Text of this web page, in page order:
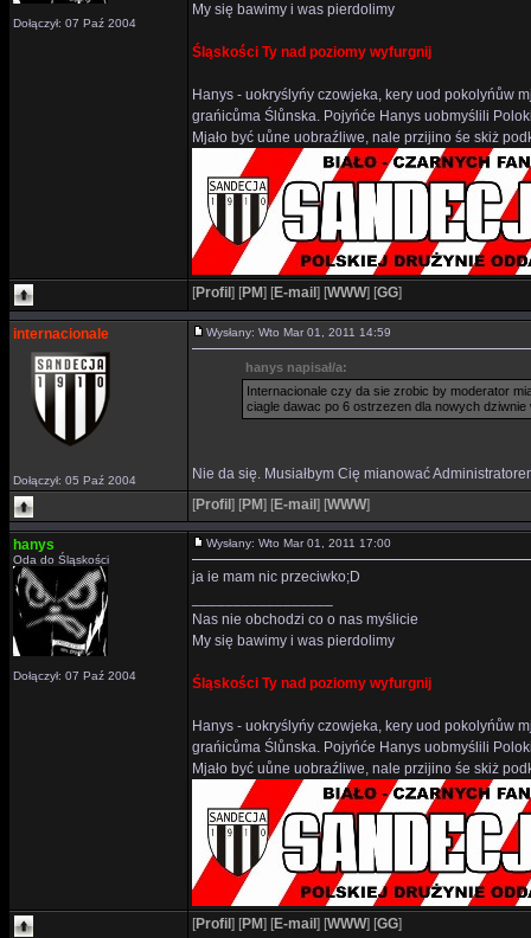
Dołączył: 07 Paź 2004
My się bawimy i was pierdolimy
Śląskości Ty nad poziomy wyfurgnij
Hanys - uokryślyńy czowjeka, kery uod pokolyńůw
grańicůma Ślůnska. Pojyńće Hanys uobmyślili
Mjało być uůne uobraźliwe, nale przijino śe skiż
[Profil ] [PM] [E-mail ] [WWW] [GG]
internacionale
Dołączył: 05 Paź 2004
Wysłany: Wto Mar 01, 2011 14:59
hanys napisał/a:
Internacionale czy da sie zrobic by moderator
ciagle dawac po 6 ostrzezen dla nowych
Nie da się. Musiałbym Cię mianować
[Profil ] [PM] [E-mail ] [WWW]
hanys
Oda do Śląskości
Dołączył: 07 Paź 2004
Wysłany: Wto Mar 01, 2011 17:00
ja ie mam nic przeciwko;D
Nas nie obchodzi co o nas myślicie
My się bawimy i was pierdolimy
Śląskości Ty nad poziomy wyfurgnij
Hanys - uokryślyńy czowjeka, kery uod pokolyńůw
grańicůma Ślůnska. Pojyńće Hanys uobmyślili
Mjało być uůne uobraźliwe, nale przijino śe skiż
[Profil ] [PM] [E-mail ] [WWW] [GG]